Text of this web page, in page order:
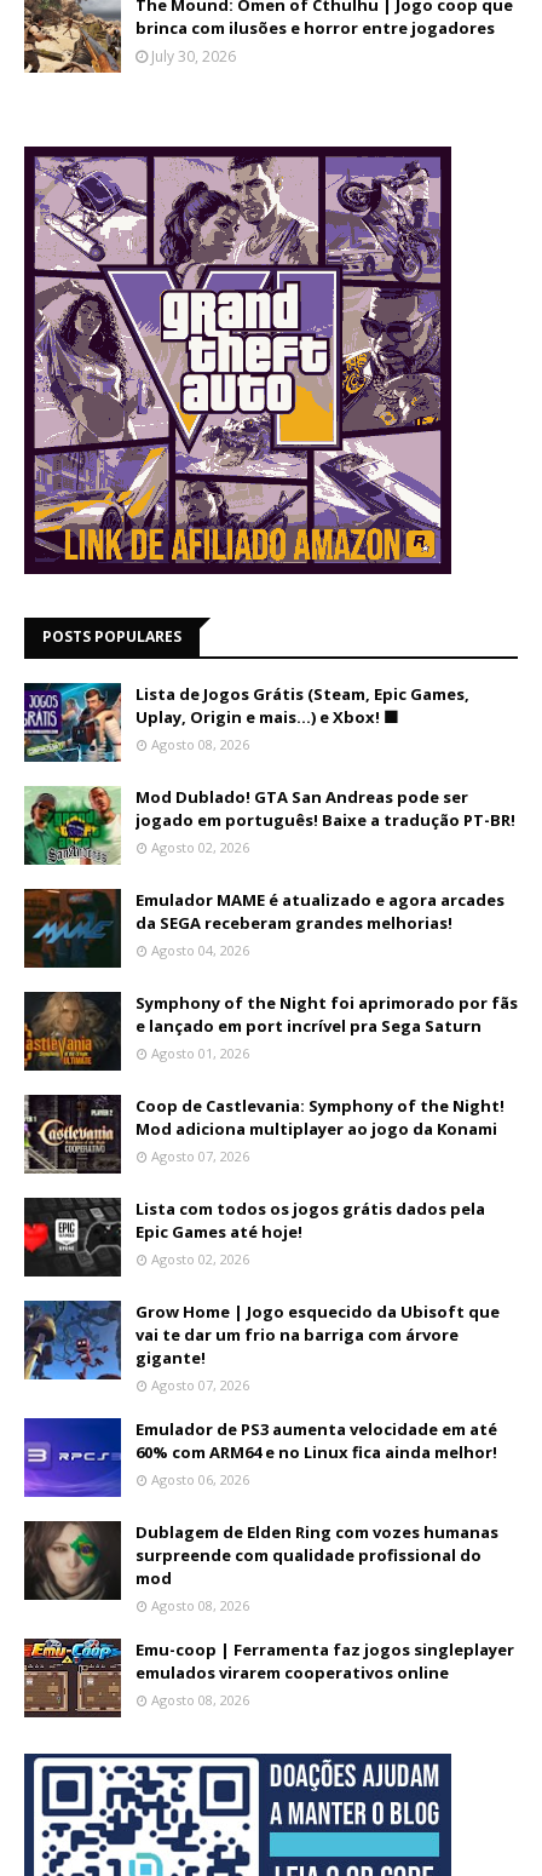
The Mound: Omen of Cthulhu | Jogo coop que
brinca com ilusões e horror entre jogadores
July 30, 2026
POSTS POPULARES
Lista de Jogos Grátis (Steam, Epic Games,
Uplay, Origin e mais...) e Xbox! 🟩
Agosto 08, 2026
Mod Dublado! GTA San Andreas pode ser
jogado em português! Baixe a tradução PT-BR!
Agosto 02, 2026
Emulador MAME é atualizado e agora arcades
da SEGA receberam grandes melhorias!
Agosto 04, 2026
Symphony of the Night foi aprimorado por fãs
e lançado em port incrível pra Sega Saturn
Agosto 01, 2026
Coop de Castlevania: Symphony of the Night!
Mod adiciona multiplayer ao jogo da Konami
Agosto 07, 2026
Lista com todos os jogos grátis dados pela
Epic Games até hoje!
Agosto 02, 2026
Grow Home | Jogo esquecido da Ubisoft que
vai te dar um frio na barriga com árvore
gigante!
Agosto 07, 2026
Emulador de PS3 aumenta velocidade em até
60% com ARM64 e no Linux fica ainda melhor!
Agosto 06, 2026
Dublagem de Elden Ring com vozes humanas
surpreende com qualidade profissional do
mod
Agosto 08, 2026
Emu-coop | Ferramenta faz jogos singleplayer
emulados virarem cooperativos online
Agosto 08, 2026